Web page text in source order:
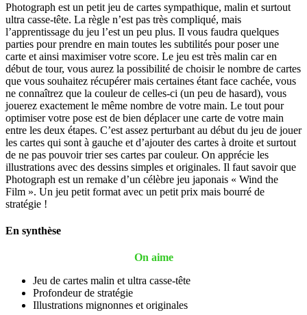
Photograph est un petit jeu de cartes sympathique, malin et surtout
ultra casse-tête. La règle n’est pas très compliqué, mais
l’apprentissage du jeu l’est un peu plus. Il vous faudra quelques
parties pour prendre en main toutes les subtilités pour poser une
carte et ainsi maximiser votre score. Le jeu est très malin car en
début de tour, vous aurez la possibilité de choisir le nombre de cartes
que vous souhaitez récupérer mais certaines étant face cachée, vous
ne connaîtrez que la couleur de celles-ci (un peu de hasard), vous
jouerez exactement le même nombre de votre main. Le tout pour
optimiser votre pose est de bien déplacer une carte de votre main
entre les deux étapes. C’est assez perturbant au début du jeu de jouer
les cartes qui sont à gauche et d’ajouter des cartes à droite et surtout
de ne pas pouvoir trier ses cartes par couleur. On apprécie les
illustrations avec des dessins simples et originales. Il faut savoir que
Photograph est un remake d’un célèbre jeu japonais « Wind the
Film ». Un jeu petit format avec un petit prix mais bourré de
stratégie !
En synthèse
On aime
Jeu de cartes malin et ultra casse-tête
Profondeur de stratégie
Illustrations mignonnes et originales